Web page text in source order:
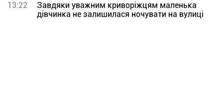
13:22
Завдяки уважним криворіжцям маленька
дівчинка не залишилася ночувати на вулиці